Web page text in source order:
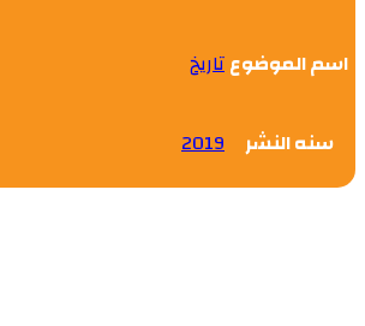
اسم الموضوعتاريخ
سنه النشر 2019